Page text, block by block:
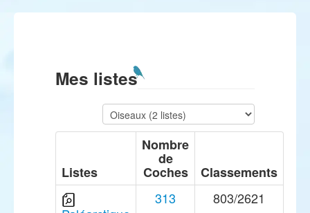
Mes listes
Listes
Nombre
de
Coches Classements
313 803/2621